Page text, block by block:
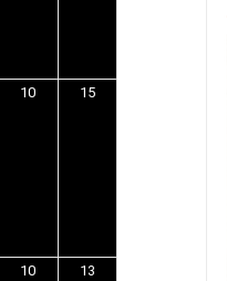
10 15
10 13